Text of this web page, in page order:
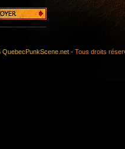
QuebecPunkScene.net - Tous droits